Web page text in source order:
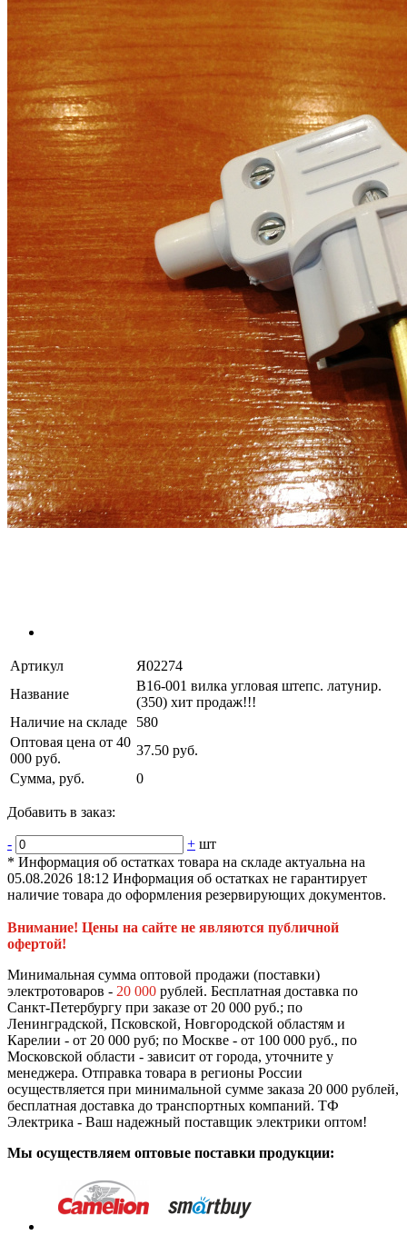
Артикул
Я02274
Название
В16-001 вилка угловая штепс. латунир.
(350) хит продаж!!!
Наличие на складе
580
Оптовая цена от 40
000 руб.
37.50 руб.
Сумма, руб.
0
Добавить в заказ:
- + шт
* Информация об остатках товара на складе актуальна на
05.08.2026 18:12 Информация об остатках не гарантирует
наличие товара до оформления резервирующих документов.
Внимание! Цены на сайте не являются публичной
офертой!
Минимальная сумма оптовой продажи (поставки)
электротоваров - 20 000 рублей. Бесплатная доставка по
Санкт-Петербургу при заказе от 20 000 руб.; по
Ленинградской, Псковской, Новгородской областям и
Карелии - от 20 000 руб; по Москве - от 100 000 руб., по
Московской области - зависит от города, уточните у
менеджера. Отправка товара в регионы России
осуществляется при минимальной сумме заказа 20 000 рублей,
бесплатная доставка до транспортных компаний. ТФ
Электрика - Ваш надежный поставщик электрики оптом!
Мы осуществляем оптовые поставки продукции: